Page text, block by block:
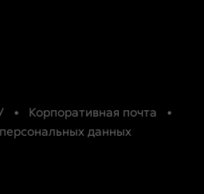
• Корпоративная почта •
данных